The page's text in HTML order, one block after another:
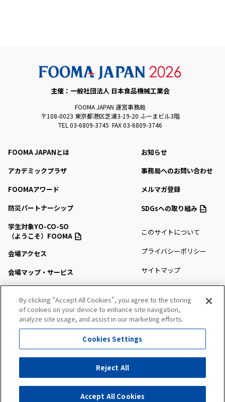
出展社にお問い合わせ
主催：一般社団法人 日本食品機械工業会
FOOMA JAPAN 運営事務局
〒108-0023 東京都港区芝浦3-19-20 ふーまビル3階
TEL 03-6809-3745 FAX 03-6809-3746
FOOMA JAPANとは
アカデミックプラザ
FOOMAアワード
防災パートナーシップ
学生対象YO-CO-SO
（ようこそ）FOOMA
会場アクセス
会場マップ・サービス
セミナー・シンポジウム
プレスルーム
お知らせ
事務局へのお問い合わせ
メルマガ登録
SDGsへの取り組み
このサイトについて
プライバシーポリシー
サイトマップ
By clicking “Accept All Cookies”, you agree to the storing
of cookies on your device to enhance site navigation,
analyze site usage, and assist in our marketing efforts.
Cookies Settings
Reject All
Accept All Cookies